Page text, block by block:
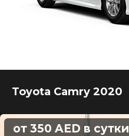
Toyota Camry 2020
от 350 AED в сутки